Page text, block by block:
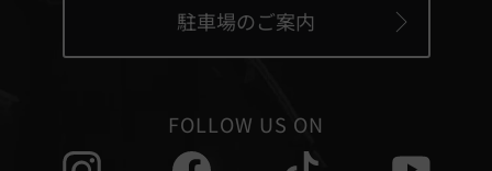
駐車場のご案内
FOLLOW US ON